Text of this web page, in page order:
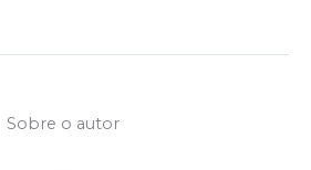
Sobre o autor